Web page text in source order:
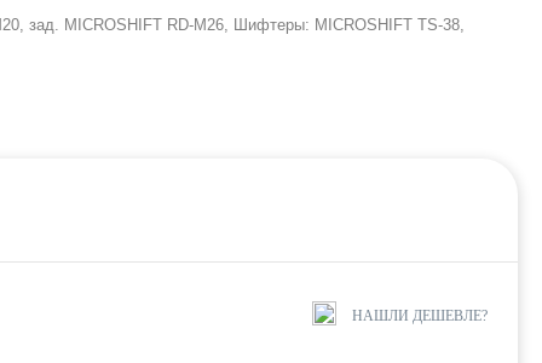
зад. MICROSHIFT RD-M26, Шифтеры: MICROSHIFT TS-38,
НАШЛИ ДЕШЕВЛЕ?